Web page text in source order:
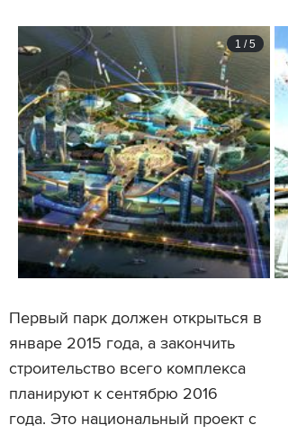
1 /5
Первый парк должен открыться в
январе 2015 года, а закончить
строительство всего комплекса
планируют к сентябрю 2016
года. Это национальный проект с